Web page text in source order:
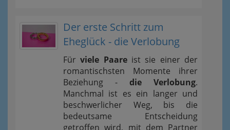
Der erste Schritt zum
Eheglück - die Verlobung
Fürviele Paareist sie einer der
romantischsten Momente ihrer
Beziehung - die Verlobung.
Manchmal ist es ein langer und
beschwerlicher Weg, bis die
bedeutsame Entscheidung
getroffen wird, mit dem Partner